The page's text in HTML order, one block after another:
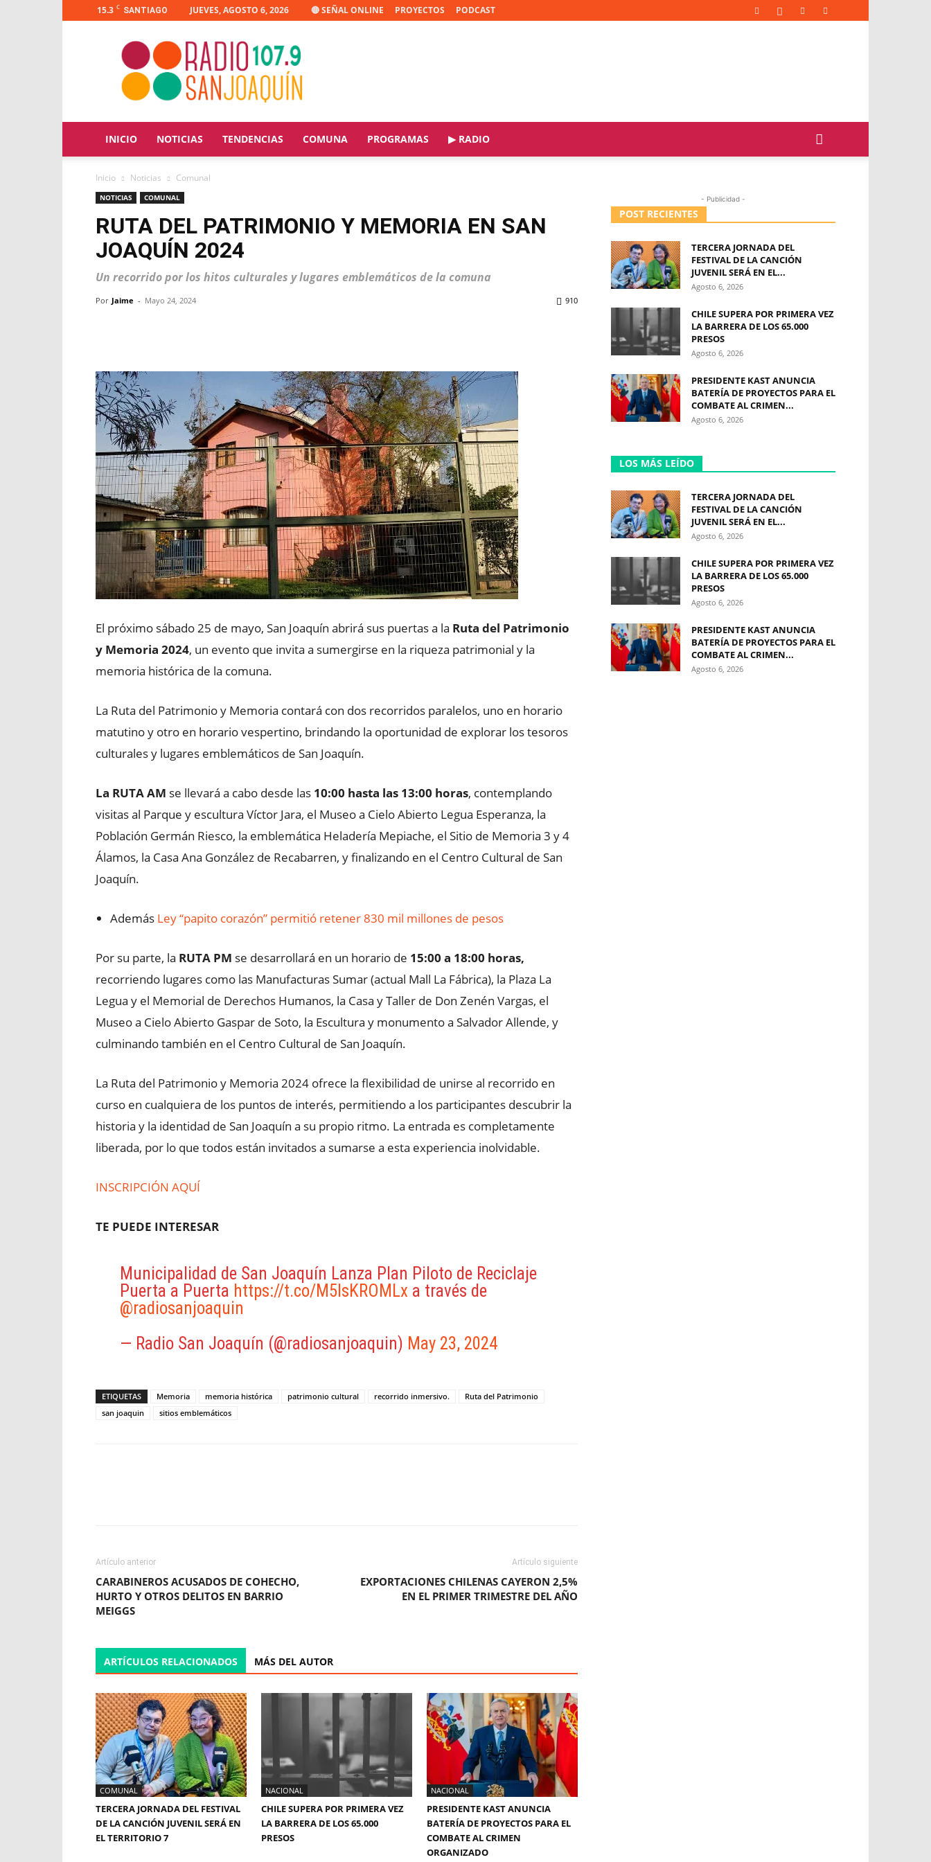
15.3 C SANTIAGO JUEVES, AGOSTO 6, 2026 🔴 SEÑAL ONLINE PROYECTOS PODCAST
Radio
Joaquín
INICIO NOTICIAS TENDENCIAS COMUNA PROGRAMAS ▶ RADIO
Inicio Noticias Comunal
NOTICIAS COMUNAL
RUTA DEL PATRIMONIO Y MEMORIA EN SAN
JOAQUÍN 2024
Un recorrido por los hitos culturales y lugares emblemáticos de la comuna
Por Jaime - Mayo 24, 2024 910
El próximo sábado 25 de mayo, San Joaquín abrirá sus puertas a la Ruta del Patrimonio
y Memoria 2024, un evento que invita a sumergirse en la riqueza patrimonial y la
memoria histórica de la comuna.
La Ruta del Patrimonio y Memoria contará con dos recorridos paralelos, uno en horario
matutino y otro en horario vespertino, brindando la oportunidad de explorar los tesoros
culturales y lugares emblemáticos de San Joaquín.
La RUTA AM se llevará a cabo desde las 10:00 hasta las 13:00 horas, contemplando
visitas al Parque y escultura Víctor Jara, el Museo a Cielo Abierto Legua Esperanza, la
Población Germán Riesco, la emblemática Heladería Mepiache, el Sitio de Memoria 3 y 4
Álamos, la Casa Ana González de Recabarren, y finalizando en el Centro Cultural de San
Joaquín.
Además Ley “papito corazón” permitió retener 830 mil millones de pesos
Por su parte, la RUTA PM se desarrollará en un horario de 15:00 a 18:00 horas,
recorriendo lugares como las Manufacturas Sumar (actual Mall La Fábrica), la Plaza La
Legua y el Memorial de Derechos Humanos, la Casa y Taller de Don Zenén Vargas, el
Museo a Cielo Abierto Gaspar de Soto, la Escultura y monumento a Salvador Allende, y
culminando también en el Centro Cultural de San Joaquín.
La Ruta del Patrimonio y Memoria 2024 ofrece la flexibilidad de unirse al recorrido en
curso en cualquiera de los puntos de interés, permitiendo a los participantes descubrir la
historia y la identidad de San Joaquín a su propio ritmo. La entrada es completamente
liberada, por lo que todos están invitados a sumarse a esta experiencia inolvidable.
INSCRIPCIÓN AQUÍ
TE PUEDE INTERESAR
Municipalidad de San Joaquín Lanza Plan Piloto de Reciclaje
Puerta a Puerta https://t.co/M5IsKROMLx a través de
@radiosanjoaquin
— Radio San Joaquín (@radiosanjoaquin) May 23, 2024
ETIQUETAS Memoria memoria histórica patrimonio cultural recorrido inmersivo.
Ruta del Patrimonio
san joaquin
sitios emblemáticos
Artículo anterior
CARABINEROS ACUSADOS DE COHECHO,
HURTO Y OTROS DELITOS EN BARRIO
MEIGGS
Artículo siguiente
EXPORTACIONES CHILENAS CAYERON 2,5%
EN EL PRIMER TRIMESTRE DEL AÑO
ARTÍCULOS RELACIONADOS MÁS DEL AUTOR
COMUNAL
TERCERA JORNADA DEL FESTIVAL
DE LA CANCIÓN JUVENIL SERÁ EN
EL TERRITORIO 7
NACIONAL
CHILE SUPERA POR PRIMERA VEZ
LA BARRERA DE LOS 65.000
PRESOS
NACIONAL
PRESIDENTE KAST ANUNCIA
BATERÍA DE PROYECTOS PARA EL
COMBATE AL CRIMEN
ORGANIZADO
- Publicidad -
POST RECIENTES
TERCERA JORNADA DEL
FESTIVAL DE LA CANCIÓN
JUVENIL SERÁ EN EL...
Agosto 6, 2026
CHILE SUPERA POR PRIMERA VEZ
LA BARRERA DE LOS 65.000
PRESOS
Agosto 6, 2026
PRESIDENTE KAST ANUNCIA
BATERÍA DE PROYECTOS PARA EL
COMBATE AL CRIMEN...
Agosto 6, 2026
LOS MÁS LEÍDO
TERCERA JORNADA DEL
FESTIVAL DE LA CANCIÓN
JUVENIL SERÁ EN EL...
Agosto 6, 2026
CHILE SUPERA POR PRIMERA VEZ
LA BARRERA DE LOS 65.000
PRESOS
Agosto 6, 2026
PRESIDENTE KAST ANUNCIA
BATERÍA DE PROYECTOS PARA EL
COMBATE AL CRIMEN...
Agosto 6, 2026